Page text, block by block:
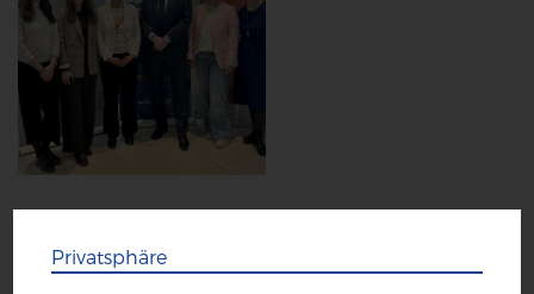
Digi+ als Good Practice
Privatsphäre